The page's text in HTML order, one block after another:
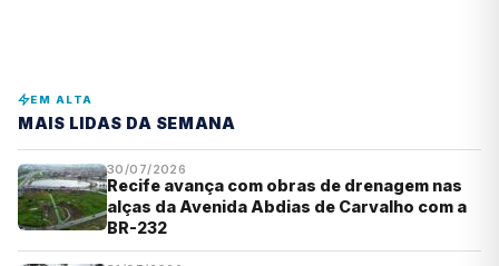
EM ALTA
MAIS LIDAS DA SEMANA
30/07/2026
Recife avança com obras de drenagem nas
alças da Avenida Abdias de Carvalho com a
BR-232